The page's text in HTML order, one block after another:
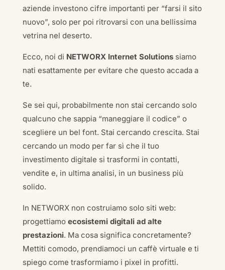
aziende investono cifre importanti per “farsi il sito
nuovo”, solo per poi ritrovarsi con una bellissima
vetrina nel deserto.
Ecco, noi di NETWORX Internet Solutionssiamo
nati esattamente per evitare che questo accada a
te.
Se sei qui, probabilmente non stai cercando solo
qualcuno che sappia “maneggiare il codice” o
scegliere un bel font. Stai cercando crescita. Stai
cercando un modo per far sì che il tuo
investimento digitale si trasformi in contatti,
vendite e, in ultima analisi, in un business più
solido.
In NETWORX non costruiamo solo siti web:
progettiamo ecosistemi digitali ad alte
prestazioni. Ma cosa significa concretamente?
Mettiti comodo, prendiamoci un caffè virtuale e ti
spiego come trasformiamo i pixel in profitti.